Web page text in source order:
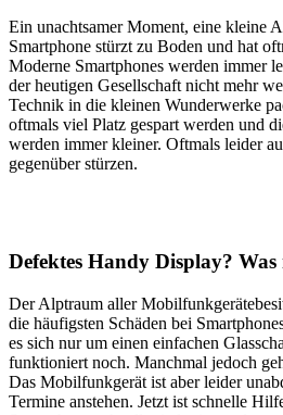
Ein unachtsamer Moment, eine kleine
Smartphone stürzt zu Boden und hat
Moderne Smartphones werden immer
der heutigen Gesellschaft nicht mehr
Technik in die kleinen Wunderwerke
oftmals viel Platz gespart werden und
werden immer kleiner. Oftmals leider
gegenüber stürzen.
Defektes Handy Display? Was
Der Alptraum aller
die häufigsten Schäden bei
es sich nur um einen einfachen
funktioniert noch. Manchmal jedoch
Das Mobilfunkgerät ist aber leider
Termine anstehen. Jetzt ist schnelle